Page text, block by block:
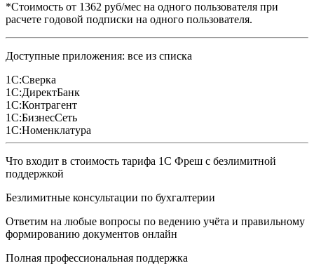
*Стоимость от 1362 руб/мес на одного пользователя при
расчете годовой подписки на одного пользователя.
Доступные приложения: все из списка
1С:Сверка
1С:ДиректБанк
1С:Контрагент
1С:БизнесСеть
1С:Номенклатура
Что входит в стоимость тарифа 1С Фреш с безлимитной
поддержкой
Безлимитные консультации по бухгалтерии
Ответим на любые вопросы по ведению учёта и правильному
формированию документов онлайн
Полная профессиональная поддержка